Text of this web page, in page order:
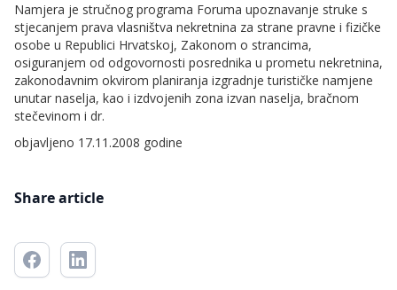
Namjera je stručnog programa Foruma upoznavanje struke s
stjecanjem prava vlasništva nekretnina za strane pravne i fizičke
osobe u Republici Hrvatskoj, Zakonom o strancima,
osiguranjem od odgovornosti posrednika u prometu nekretnina,
zakonodavnim okvirom planiranja izgradnje turističke namjene
unutar naselja, kao i izdvojenih zona izvan naselja, bračnom
stečevinom i dr.
objavljeno 17.11.2008 godine
Share article